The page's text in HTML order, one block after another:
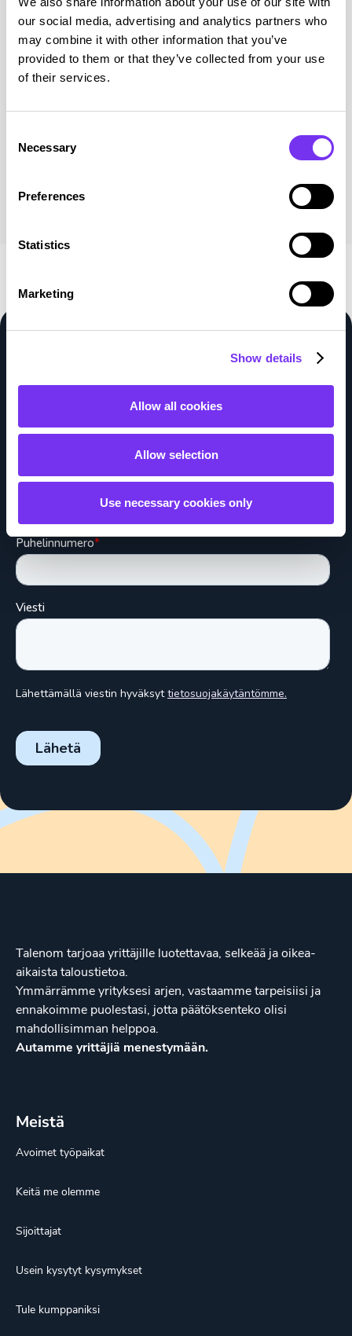
our social media, advertising and analytics partners who
may combine it with other information that you’ve
provided to them or that they’ve collected from your use
of their services.
Selection
Necessary
Preferences
Statistics
Marketing
Show details
Allow all cookies
Allow selection
Use necessary cookies only
yrityskentän ja toimialojen suhdannevaihteluista
yritysten ja tiedotusvälineiden käyttöön....
Täytä tietosi, niin otamme yhteyttä
Talenom tarjoaa yrittäjille luotettavaa, selkeää ja oikea-
aikaista taloustietoa.
Ymmärrämme yrityksesi arjen, vastaamme tarpeisiisi ja
ennakoimme puolestasi, jotta päätöksenteko olisi
mahdollisimman helppoa.
Autamme yrittäjiä menestymään.
Meistä
Avoimet työpaikat
Keitä me olemme
Sijoittajat
Usein kysytyt kysymykset
Tule kumppaniksi